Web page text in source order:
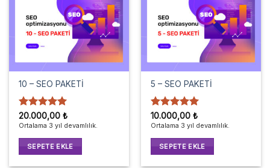
10 – SEO PAKETİ
5 üzerinden
5oy aldı
20.000,00₺
Ortalama 3 yıl devamlılık.
SEPETE EKLE
5 – SEO PAKETİ
5 üzerinden
5oy aldı
10.000,00₺
Ortalama 3 yıl devamlılık.
SEPETE EKLE